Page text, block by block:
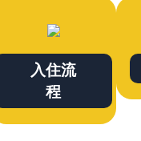
入住流
程